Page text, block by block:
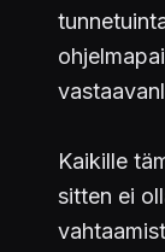
Kaikille
sitten ei